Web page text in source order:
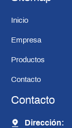
Inicio
Empresa
Productos
Contacto
Contacto
Dirección: